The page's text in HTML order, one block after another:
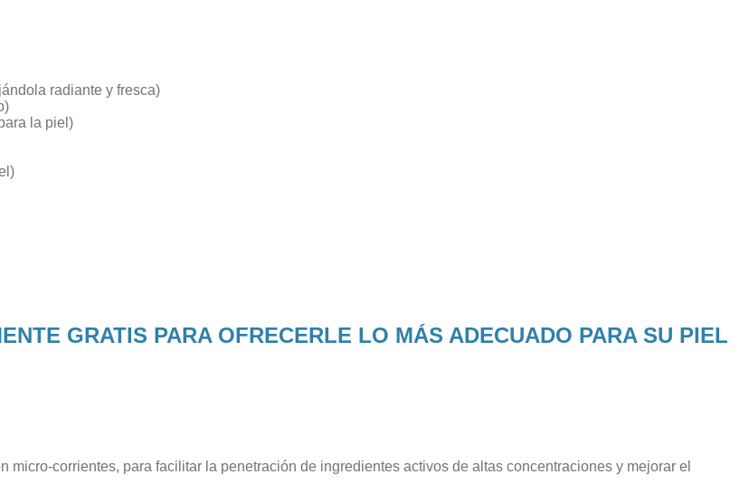
radiante y fresca)
la piel)
GRATIS PARA OFRECERLE LO MÁS ADECUADO PARA SU PIEL
corrientes, para facilitar la penetración de ingredientes activos de altas concentraciones y mejorar el